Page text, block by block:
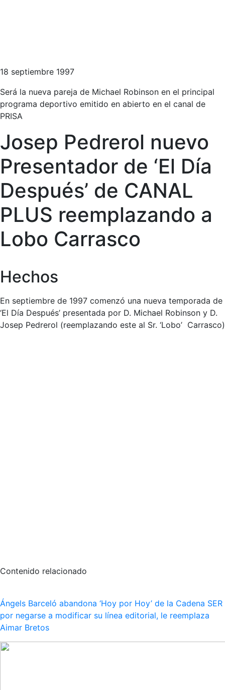
18 septiembre 1997
Será la nueva pareja de Michael Robinson en el principal
programa deportivo emitido en abierto en el canal de
PRISA
Josep Pedrerol nuevo
Presentador de ‘El Día
Después’ de CANAL
PLUS reemplazando a
Lobo Carrasco
Hechos
En septiembre de 1997 comenzó una nueva temporada de
‘El Día Después’ presentada por D. Michael Robinson y D.
Josep Pedrerol (reemplazando este al Sr. ‘Lobo’ Carrasco)
Contenido relacionado
Ángels Barceló abandona ‘Hoy por Hoy’ de la Cadena SER
por negarse a modificar su línea editorial, le reemplaza
Aimar Bretos